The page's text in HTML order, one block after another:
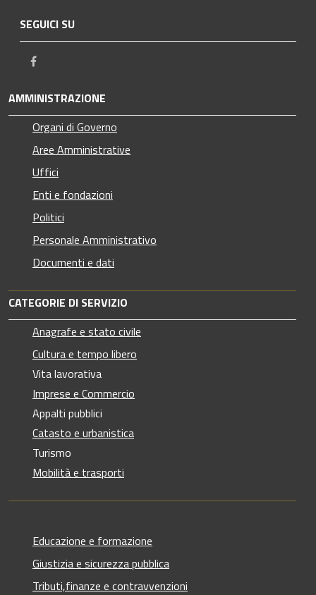
SEGUICI SU
AMMINISTRAZIONE
Organi di Governo
Aree Amministrative
Uffici
Enti e fondazioni
Politici
Personale Amministrativo
Documenti e dati
CATEGORIE DI SERVIZIO
Anagrafe e stato civile
Cultura e tempo libero
Vita lavorativa
Imprese e Commercio
Appalti pubblici
Catasto e urbanistica
Turismo
Mobilità e trasporti
Educazione e formazione
Giustizia e sicurezza pubblica
Tributi,finanze e contravvenzioni